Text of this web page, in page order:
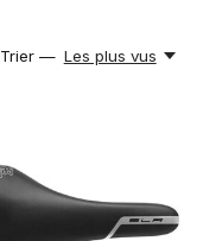
Trier — Les plus vus